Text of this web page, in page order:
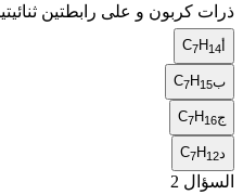
ذرات كربون و على رابطتين
C7H14
ب C7H15
ج C7H16
C7H12
السؤال 2